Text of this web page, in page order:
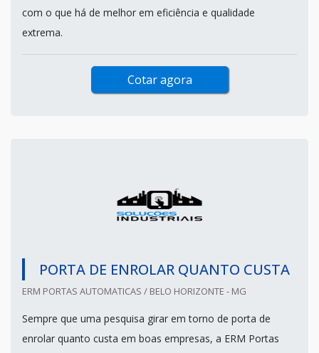
com o que há de melhor em eficiência e qualidade
extrema.
Cotar agora
PORTA DE ENROLAR QUANTO CUSTA
ERM PORTAS AUTOMATICAS / BELO HORIZONTE - MG
Sempre que uma pesquisa girar em torno de porta de
enrolar quanto custa em boas empresas, a ERM Portas